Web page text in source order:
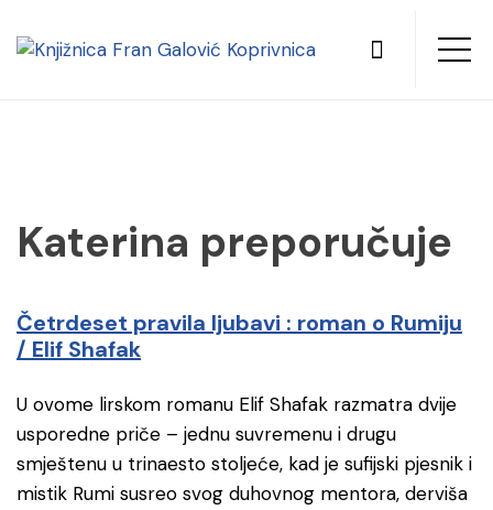
Katerina preporučuje
Četrdeset pravila ljubavi : roman o Rumiju
/ Elif Shafak
U ovome lirskom romanu Elif Shafak razmatra dvije
usporedne priče – jednu suvremenu i drugu
smještenu u trinaesto stoljeće, kad je sufijski pjesnik i
mistik Rumi susreo svog duhovnog mentora, derviša